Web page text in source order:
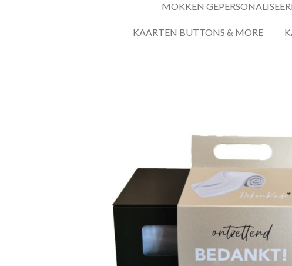
MOKKEN
KAARTEN BUTTONS & MORE